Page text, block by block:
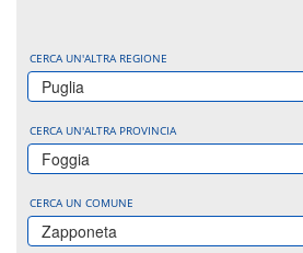
CERCA UN'ALTRA REGIONE
Puglia
CERCA UN'ALTRA PROVINCIA
Foggia
CERCA UN COMUNE
Zapponeta